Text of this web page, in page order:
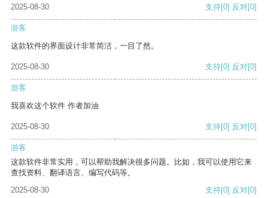
2025-08-30 支持[0] 反对[0]
游客
这款软件的界面设计非常简洁，一目了然。
2025-08-30 支持[0] 反对[0]
游客
我喜欢这个软件 作者加油
2025-08-30 支持[0] 反对[0]
游客
这款软件非常实用，可以帮助我解决很多问题。比如，我可以使用它来
查找资料、翻译语言、编写代码等。
2025-08-30
支持[0] 反对[0]